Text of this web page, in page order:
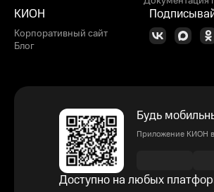
КИОН
Корпоративный сайт
Блог
Будь
Приложение КИОН
Доступно на любых